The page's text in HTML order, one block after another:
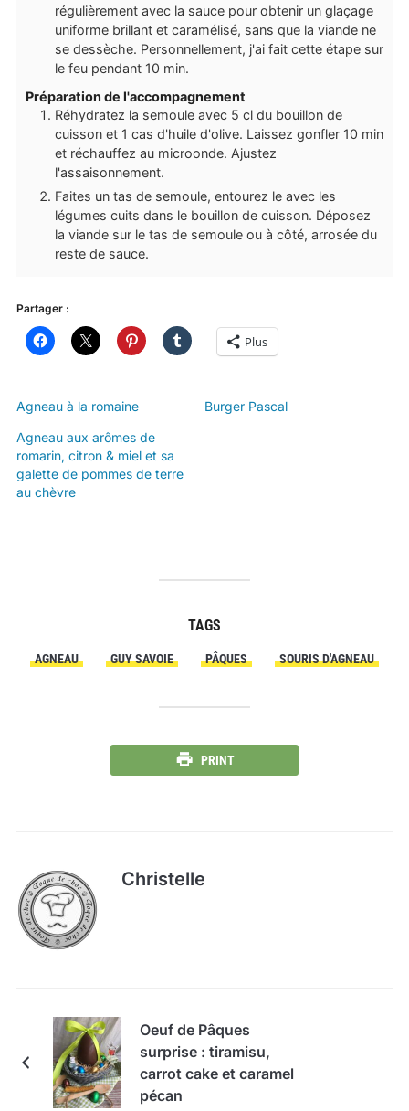
régulièrement avec la sauce pour obtenir un glaçage
uniforme brillant et caramélisé, sans que la viande ne
se dessèche. Personnellement, j'ai fait cette étape sur
le feu pendant 10 min.
Préparation de l'accompagnement
Réhydratez la semoule avec 5 cl du bouillon de
cuisson et 1 cas d'huile d'olive. Laissez gonfler 10 min
et réchauffez au microonde. Ajustez
l'assaisonnement.
Faites un tas de semoule, entourez le avec les
légumes cuits dans le bouillon de cuisson. Déposez
la viande sur le tas de semoule ou à côté, arrosée du
reste de sauce.
Partager :
Plus
Agneau à la romaine
Burger Pascal
Agneau aux arômes de
romarin, citron & miel et sa
galette de pommes de terre
au chèvre
TAGS
AGNEAU GUY SAVOIE PÂQUES SOURIS D'AGNEAU
PRINT
Christelle
Oeuf de Pâques
surprise : tiramisu,
carrot cake et caramel
pécan